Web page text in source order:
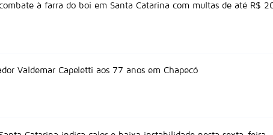
à farra do boi em Santa Catarina com multas de até R$
Valdemar Capeletti aos 77 anos em Chapecó